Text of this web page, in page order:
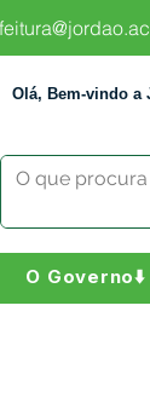
Olá, Bem-vindo a
O Governo⬇️